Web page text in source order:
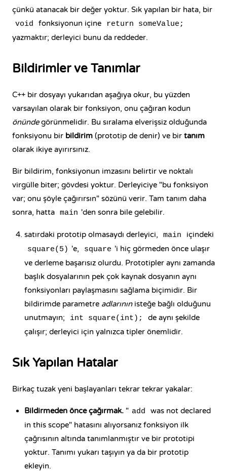
çünkü atanacak bir değer yoktur. Sık yapılan bir hata, bir
void fonksiyonun içine return someValue;
yazmaktır; derleyici bunu da reddeder.
Bildirimler ve Tanımlar
C++ bir dosyayı yukarıdan aşağıya okur, bu yüzden
varsayılan olarak bir fonksiyon, onu çağıran kodun
önündegörünmelidir. Bu sıralama elverişsiz olduğunda
fonksiyonu bir bildirim (prototip de denir) ve bir tanım
olarak ikiye ayırırsınız.
Bir bildirim, fonksiyonun imzasını belirtir ve noktalı
virgülle biter; gövdesi yoktur. Derleyiciye "bu fonksiyon
var; onu şöyle çağırırsın" sözünü verir. Tam tanım daha
sonra, hatta main 'den sonra bile gelebilir.
satırdaki prototip olmasaydı derleyici, main içindeki
square(5) 'e, square 'i hiç görmeden önce ulaşır
ve derleme başarısız olurdu. Prototipler aynı zamanda
başlık dosyalarının pek çok kaynak dosyanın aynı
fonksiyonları paylaşmasını sağlama biçimidir. Bir
bildirimde parametre adlarınınisteğe bağlı olduğunu
unutmayın;
int square(int);
de aynı şekilde
çalışır; derleyici için yalnızca tipler önemlidir.
Sık Yapılan Hatalar
Birkaç tuzak yeni başlayanları tekrar tekrar yakalar:
Bildirmeden önce çağırmak. " add
was not declared
in this scope" hatasını alıyorsanız fonksiyon ilk
çağrısının altında tanımlanmıştır ve bir prototipi
yoktur. Tanımı yukarı taşıyın ya da bir prototip
ekleyin.